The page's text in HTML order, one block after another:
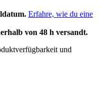
Erfahre, wie du eine
von 48 h versandt.
und